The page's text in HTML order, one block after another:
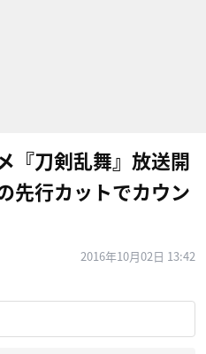
『刀剣乱舞』放送開
先行カットでカウン
2016年10月02日 13:42